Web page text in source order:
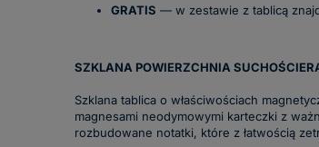
GRATIS — w zestawie z tablicą
SZKLANA POWIERZCHNIA
Szklana tablica o właściwościach
magnesami neodymowymi karteczki z
rozbudowane notatki, które z łatwością